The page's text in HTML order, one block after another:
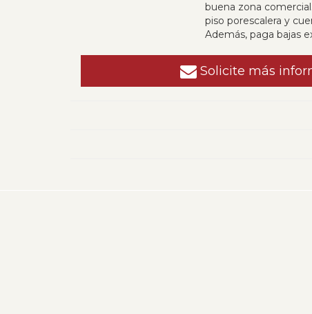
buena zona
piso porescalera y
Además, paga bajas
Solicite más